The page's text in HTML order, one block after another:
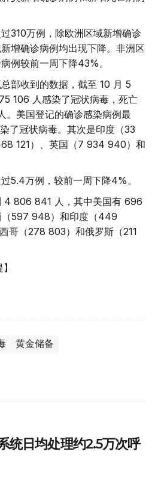
310万例，除欧洲区域新增确诊
增确诊病例均出现下降。非洲区
例较前一周下降43%。
部收到的数据，截至 10 月 5
106 人感染了冠状病毒，死亡
。美国登记的确诊感染病例最
了冠状病毒。其次是印度（33
121）、英国（7 934 940）和
5.4万例，较前一周下降4%。
4 806 841 人，其中美国有 696
（597 948）和印度（449
哥（278 803）和俄罗斯（211
黄金储备
统日均处理约2.5万次呼